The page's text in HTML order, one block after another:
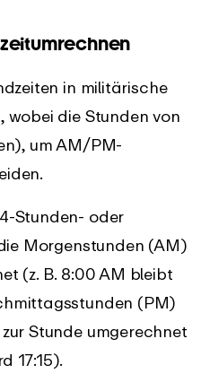
in militärische
wobei die Stunden von
um AM/PM-
Stunden- oder
Morgenstunden (AM)
(z. B. 8:00 AM bleibt
(PM)
Stunde umgerechnet
17:15).